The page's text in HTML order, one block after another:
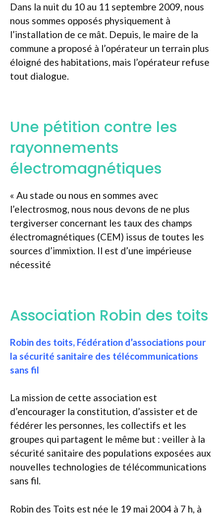
Dans la nuit du 10 au 11 septembre 2009, nous
nous sommes opposés physiquement à
l’installation de ce mât. Depuis, le maire de la
commune a proposé à l’opérateur un terrain plus
éloigné des habitations, mais l’opérateur refuse
tout dialogue.
Une pétition contre les
rayonnements
électromagnétiques
« Au stade ou nous en sommes avec
l’electrosmog, nous nous devons de ne plus
tergiverser concernant les taux des champs
électromagnétiques (CEM) issus de toutes les
sources d’immixtion. Il est d’une impérieuse
nécessité
Association Robin des toits
Robin des toits, Fédération d’associations pour
la sécurité sanitaire des télécommunications
sans fil
La mission de cette association est
d’encourager la constitution, d’assister et de
fédérer les personnes, les collectifs et les
groupes qui partagent le même but : veiller à la
sécurité sanitaire des populations exposées aux
nouvelles technologies de télécommunications
sans fil.
Robin des Toits est née le 19 mai 2004 à 7 h, à